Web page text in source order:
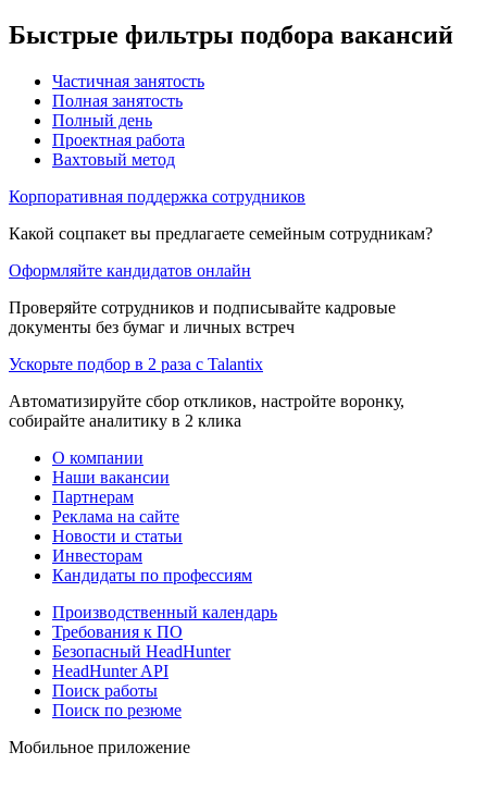
Быстрые фильтры подбора вакансий
Частичная занятость
Полная занятость
Полный день
Проектная работа
Вахтовый метод
Корпоративная поддержка сотрудников
Какой соцпакет вы предлагаете семейным сотрудникам?
Оформляйте кандидатов онлайн
Проверяйте сотрудников и подписывайте кадровые
документы без бумаг и личных встреч
Ускорьте подбор в 2 раза с Talantix
Автоматизируйте сбор откликов, настройте воронку,
собирайте аналитику в 2 клика
О компании
Наши вакансии
Партнерам
Реклама на сайте
Новости и статьи
Инвесторам
Кандидаты по профессиям
Производственный календарь
Требования к ПО
Безопасный HeadHunter
HeadHunter API
Поиск работы
Поиск по резюме
Мобильное приложение